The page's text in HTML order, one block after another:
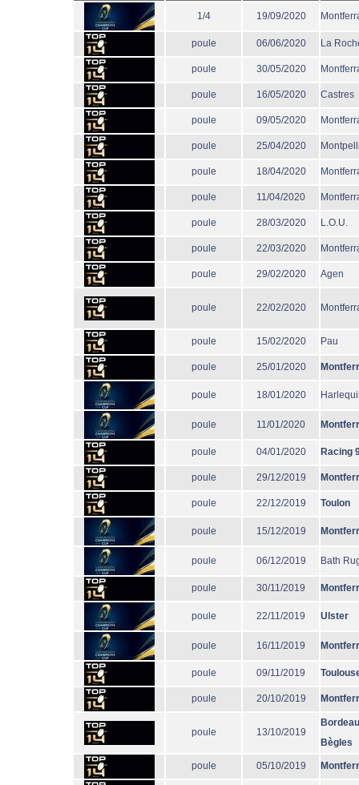
1/4 19/09/2020
poule 06/06/2020 La
poule 30/05/2020
poule 16/05/2020 Castres
poule 09/05/2020
poule 25/04/2020
poule 18/04/2020
poule 11/04/2020
poule 28/03/2020 L.O.U.
poule 22/03/2020
poule 29/02/2020 Agen
poule 22/02/2020
poule 15/02/2020 Pau
poule 25/01/2020
poule 18/01/2020
poule 11/01/2020
poule 04/01/2020 Racing
poule 29/12/2019
poule 22/12/2019 Toulon
poule 15/12/2019
poule 06/12/2019 Bath
poule 30/11/2019
poule 22/11/2019 Ulster
poule 16/11/2019
poule 09/11/2019
poule 20/10/2019
poule 13/10/2019
Bègles
poule 05/10/2019